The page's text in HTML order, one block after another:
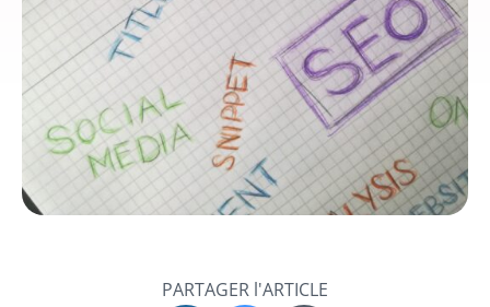
PARTAGER l'ARTICLE